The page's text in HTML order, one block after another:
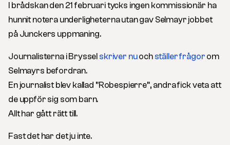
I brådskan den 21 februari tycks ingen kommissionär ha
hunnit notera underligheterna utan gav Selmayr jobbet
på Junckers uppmaning.
Journalisterna i Bryssel skriver nuoch ställer frågor om
Selmayrs befordran.
En journalist blev kallad ”Robespierre”, andra fick veta att
de uppför sig som barn.
Allt har gått rätt till.
Fast det har det ju inte.